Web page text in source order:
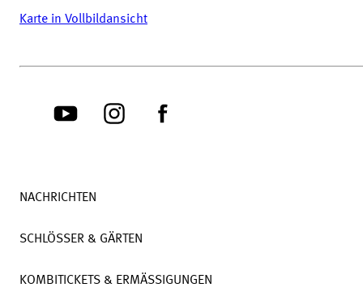
Karte in Vollbildansicht
NACHRICHTEN
SCHLÖSSER & GÄRTEN
KOMBITICKETS & ERMÄSSIGUNGEN